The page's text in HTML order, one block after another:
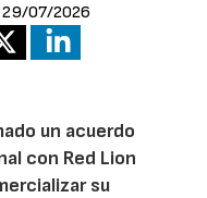
29/07/2026
un acuerdo
con Red Lion
su